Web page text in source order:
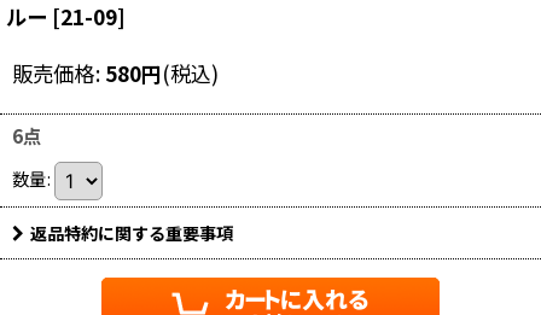
ルー [21-09]
販売価格: 580円(税込)
6点
数量:
返品特約に関する重要事項